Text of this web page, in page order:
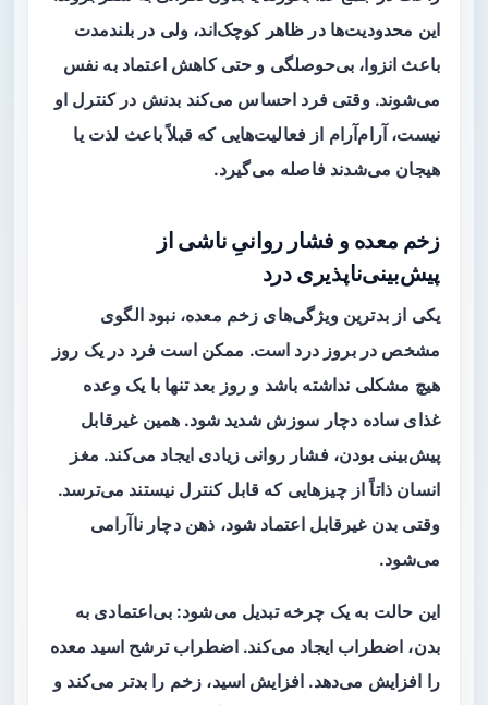
این محدودیت‌ها در ظاهر کوچک‌اند، ولی در بلندمدت
باعث انزوا، بی‌حوصلگی و حتی کاهش اعتماد به نفس
می‌شوند. وقتی فرد احساس می‌کند بدنش در کنترل او
نیست، آرام‌آرام از فعالیت‌هایی که قبلاً باعث لذت یا
هیجان می‌شدند فاصله می‌گیرد.
زخم معده و فشار روانیِ ناشی از
پیش‌بینی‌ناپذیری درد
یکی از بدترین ویژگی‌های زخم معده، نبود الگوی
مشخص در بروز درد است. ممکن است فرد در یک روز
هیچ مشکلی نداشته باشد و روز بعد تنها با یک وعده
غذای ساده دچار سوزش شدید شود. همین غیرقابل
پیش‌بینی بودن، فشار روانی زیادی ایجاد می‌کند. مغز
انسان ذاتاً از چیزهایی که قابل کنترل نیستند می‌ترسد.
وقتی بدن غیرقابل اعتماد شود، ذهن دچار ناآرامی
می‌شود.
این حالت به یک چرخه تبدیل می‌شود: بی‌اعتمادی به
بدن، اضطراب ایجاد می‌کند. اضطراب ترشح اسید معده
را افزایش می‌دهد. افزایش اسید، زخم را بدتر می‌کند و